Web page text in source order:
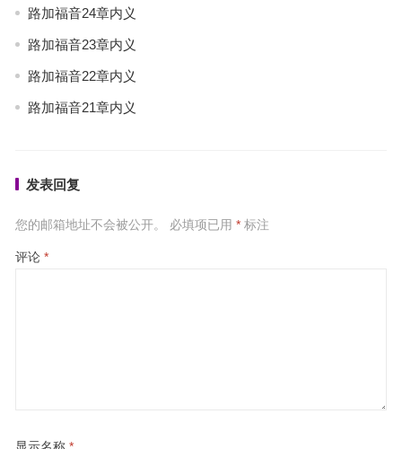
路加福音24章内义
路加福音23章内义
路加福音22章内义
路加福音21章内义
发表回复
您的邮箱地址不会被公开。 必填项已用 *标注
评论 *